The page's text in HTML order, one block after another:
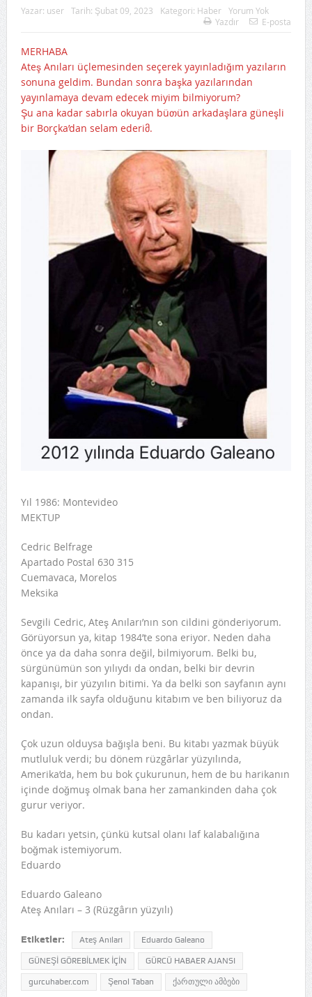
Yazar: user Tarih: Şubat 09, 2023 Kategori: Haber
Yorum Yok
Yazdır
E-posta
MERHABA
Ateş Anıları üçlemesinden seçerek yayınladığım yazıların
sonuna geldim. Bundan sonra başka yazılarından
yayınlamaya devam edecek miyim bilmiyorum?
Şu ana kadar sabırla okuyan büთün arkadaşlara güneşli
bir Borçka’dan selam ederiმ.
Yıl 1986: Montevideo
MEKTUP
Cedric Belfrage
Apartado Postal 630 315
Cuemavaca, Morelos
Meksika
Sevgili Cedric, Ateş Anıları’nın son cildini gönderiyorum.
Görüyorsun ya, kitap 1984’te sona eriyor. Neden daha
önce ya da daha sonra değil, bilmiyorum. Belki bu,
sürgünümün son yılıydı da ondan, belki bir devrin
kapanışı, bir yüzyılın bitimi. Ya da belki son sayfanın aynı
zamanda ilk sayfa olduğunu kitabım ve ben biliyoruz da
ondan.
Çok uzun olduysa bağışla beni. Bu kitabı yazmak büyük
mutluluk verdi; bu dönem rüzgârlar yüzyılında,
Amerika’da, hem bu bok çukurunun, hem de bu harikanın
içinde doğmuş olmak bana her zamankinden daha çok
gurur veriyor.
Bu kadarı yetsin, çünkü kutsal olanı laf kalabalığına
boğmak istemiyorum.
Eduardo
Eduardo Galeano
Ateş Anıları – 3 (Rüzgârın yüzyılı)
Etiketler: Ateş Anıları Eduardo Galeano
GÜNEŞİ GÖREBİLMEK İÇİN GÜRCÜ HABAER AJANSI
gurcuhaber.com Şenol Taban ქართული ამბები